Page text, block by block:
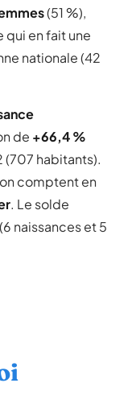
(51 %),
qui en fait une
nationale (42
de +66,4 %
(707 habitants).
comptent en
. Le solde
(6 naissances et 5